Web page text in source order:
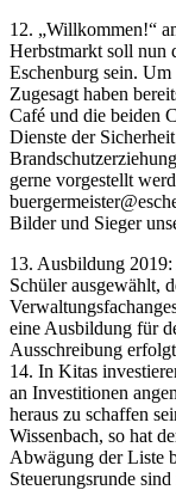
12. „Willkommen!“
Herbstmarkt soll nun
Eschenburg sein.
Zugesagt haben
Café und die beiden
Dienste der
gerne vorgestellt
Bilder und Sieger
13. Ausbildung
Schüler ausgewählt,
eine Ausbildung für
Ausschreibung
14. In Kitas
an Investitionen
heraus zu schaffen
Wissenbach, so hat
Abwägung der Liste
Steuerungsrunde